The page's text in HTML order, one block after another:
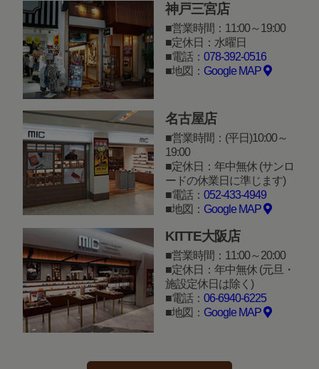
神戸三宮店
営業時間：11:00～19:00
定休日：水曜日
電話： 078-392-0516
地図： Google MAP
名古屋店
営業時間：(平日)10:00～
19:00
定休日：年中無休 (サンロ
ードの休業日に準じます)
電話： 052-433-4949
地図： Google MAP
KITTE大阪店
営業時間：11:00～20:00
定休日：年中無休 (元旦・
施設定休日は除く)
電話： 06-6940-6225
地図： Google MAP